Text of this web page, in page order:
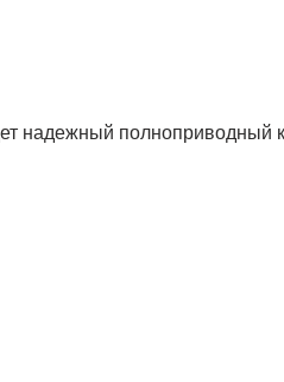
полноприводный